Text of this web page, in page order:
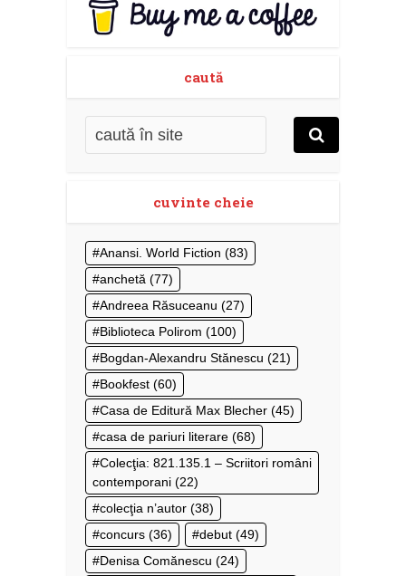
caută
cuvinte cheie
Anansi. World Fiction (83)
anchetă (77)
Andreea Răsuceanu (27)
Biblioteca Polirom (100)
Bogdan-Alexandru Stănescu (21)
Bookfest (60)
Casa de Editură Max Blecher (45)
casa de pariuri literare (68)
Colecţia: 821.135.1 – Scriitori români
contemporani (22)
colecţia n’autor (38)
concurs (36) debut (49)
Denisa Comănescu (24)